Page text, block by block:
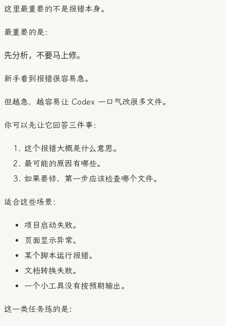
这里最重要的不是报错本身。
最重要的是：
新手看到报错很容易急。
但越急，越容易让 Codex 一口气改很多文件。
你可以先让它回答三件事：
这个报错大概是什么意思。
最可能的原因有哪些。
如果要修，第一步应该检查哪个文件。
适合这些场景：
项目启动失败。
页面显示异常。
某个脚本运行报错。
文档转换失败。
一个小工具没有按预期输出。
这一类任务练的是：